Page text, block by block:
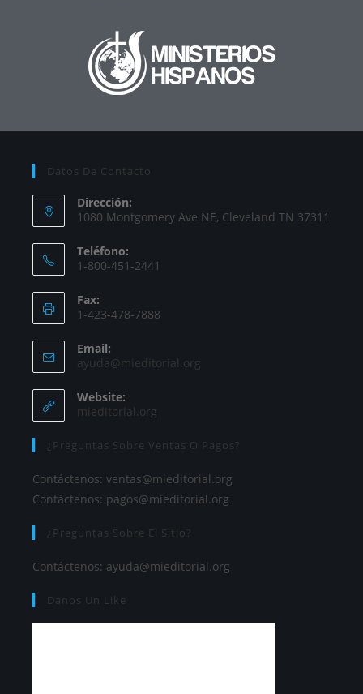
Datos De Contacto
Dirección:
1080 Montgomery Ave NE, Cleveland TN 37311
Teléfono:
1-800-451-2441
Fax:
1-423-478-7888
Email:
ayuda@mieditorial.org
Website:
mieditorial.org
¿Preguntas Sobre Ventas O Pagos?
Contáctenos: ventas@mieditorial.org
Contáctenos: pagos@mieditorial.org
¿Preguntas Sobre El Sitio?
Contáctenos: ayuda@mieditorial.org
Danos Un Like